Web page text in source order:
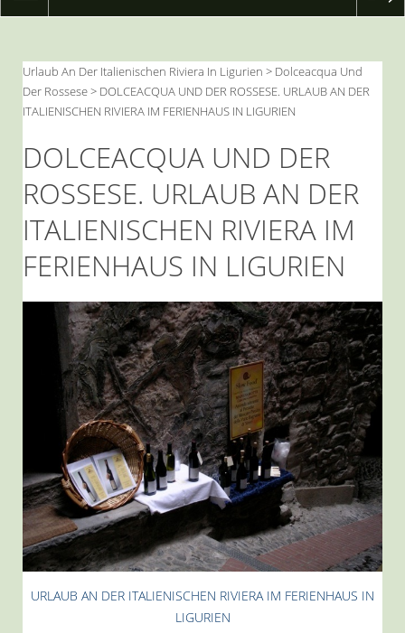
NAVIGATION
Urlaub An Der Italienischen Riviera In Ligurien > Dolceacqua Und
Der Rossese> DOLCEACQUA UND DER ROSSESE. URLAUB AN DER
ITALIENISCHEN RIVIERA IM FERIENHAUS IN LIGURIEN
DOLCEACQUA UND DER
ROSSESE. URLAUB AN DER
ITALIENISCHEN RIVIERA IM
FERIENHAUS IN LIGURIEN
URLAUB AN DER ITALIENISCHEN RIVIERA IM FERIENHAUS IN
LIGURIEN